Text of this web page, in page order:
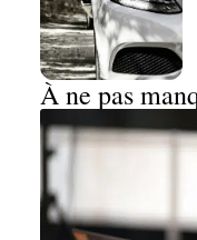
À ne pas